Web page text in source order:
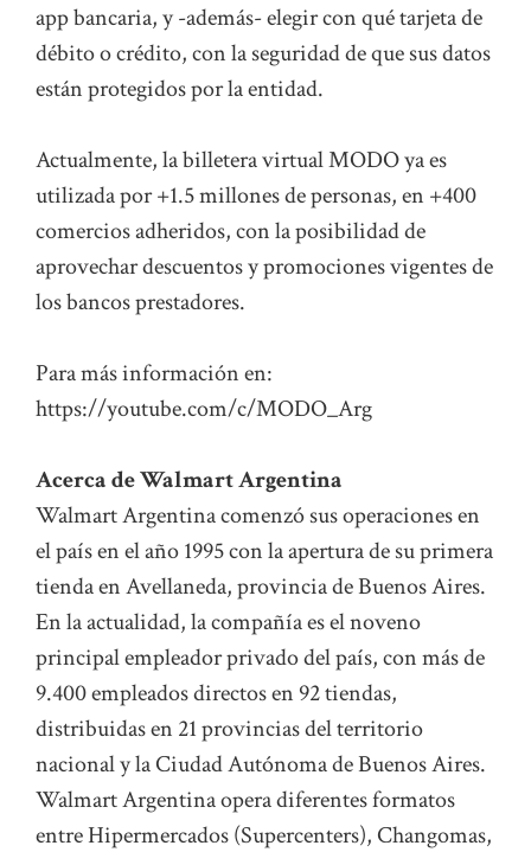
app bancaria, y -además- elegir con qué tarjeta de
débito o crédito, con la seguridad de que sus datos
están protegidos por la entidad.
Actualmente, la billetera virtual MODO ya es
utilizada por +1.5 millones de personas, en +400
comercios adheridos, con la posibilidad de
aprovechar descuentos y promociones vigentes de
los bancos prestadores.
Para más información en:
https://youtube.com/c/MODO_Arg
Acerca de Walmart Argentina
Walmart Argentina comenzó sus operaciones en
el país en el año 1995 con la apertura de su primera
tienda en Avellaneda, provincia de Buenos Aires.
En la actualidad, la compañía es el noveno
principal empleador privado del país, con más de
9.400 empleados directos en 92 tiendas,
distribuidas en 21 provincias del territorio
nacional y la Ciudad Autónoma de Buenos Aires.
Walmart Argentina opera diferentes formatos
entre Hipermercados (Supercenters), Changomas,